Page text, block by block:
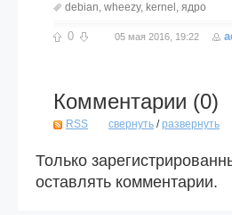
debian, wheezy, kernel , ядро
0 05 мая 2016, 19:22
Комментарии (0)
RSS свернуть /развернуть
Только
оставлять комментарии.